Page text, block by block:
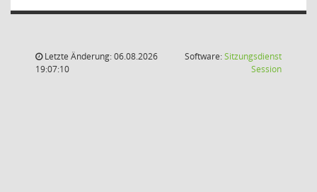
Letzte Änderung: 06.08.2026
19:07:10
Software:Sitzungsdienst
Session(Wird in